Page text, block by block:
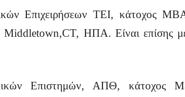
Επιχειρήσεων ΤΕΙ, κάτοχος
ΗΠΑ. Είναι επίσης
Επιστημών, ΑΠΘ, κάτοχος